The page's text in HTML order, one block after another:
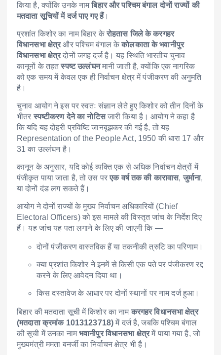
किया है, क्योंकि उनके नामबिहार और पश्चिम बंगाल दोनों राज्यों की
मतदाता सूचियों में दर्ज पाए गए हैं।
प्रशांत किशोर का नाम बिहार केरोहतास जिले के करगहर
विधानसभा क्षेत्रऔर पश्चिम बंगाल केकोलकाता के भवानीपुर
विधानसभा क्षेत्रदोनों जगह दर्ज है। यह स्थिति भारतीय चुनाव
कानूनों के तहतस्पष्ट उल्लंघनमानी जाती है, क्योंकि एक नागरिक
को एक समय में केवल एक ही निर्वाचन क्षेत्र में पंजीकरण की अनुमति
है।
चुनाव आयोग ने इस पर स्वतः संज्ञान लेते हुए किशोर को तीन दिनों के
भीतरस्पष्टीकरण देने का नोटिसजारी किया है। आयोग ने कहा है
कि यदि यह दोहरी प्रविष्टि जानबूझकर की गई है, तो यह
Representation of the People Act, 1950 की धारा 17 और
31 का उल्लंघन है।
कानून के अनुसार, यदि कोई व्यक्ति एक से अधिक निर्वाचन क्षेत्रों में
पंजीकृत पाया जाता है, तो उस परएक वर्ष तक की कारावास,जुर्माना,
या दोनों दंड लग सकते हैं।
आयोग ने दोनों राज्यों के मुख्य निर्वाचन अधिकारियों (Chief
Electoral Officers) को इस मामले की विस्तृत जांच के निर्देश दिए
हैं। यह जांच यह पता लगाने के लिए की जाएगी कि —
दोनों पंजीकरण वास्तविक हैं या तकनीकी त्रुटि का परिणाम।
क्या प्रशांत किशोर ने इनमें से किसी एक पते पर पंजीकरण रद्द
करने के लिए आवेदन दिया था।
किस दस्तावेज के आधार पर दोनों स्थानों पर नाम दर्ज हुआ।
बिहार की मतदाता सूची में किशोर का नामकरगहर विधानसभा क्षेत्र
(मतदाता क्रमांक 1013123718) में दर्ज है, जबकि पश्चिम बंगाल
की सूची में उनका नामभवानीपुर विधानसभा क्षेत्रमें पाया गया है, जो
मुख्यमंत्री ममता बनर्जी का निर्वाचन क्षेत्र भी है।